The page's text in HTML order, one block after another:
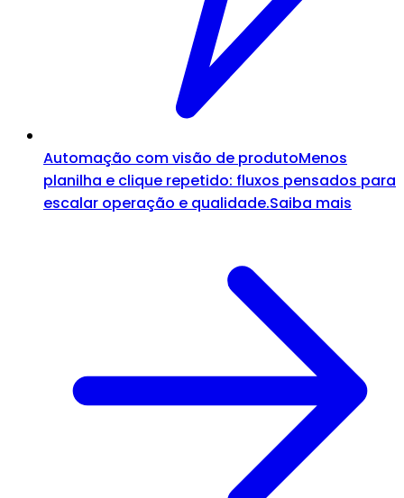
Automação com visão de produtoMenos
planilha e clique repetido: fluxos pensados para
escalar operação e qualidade.Saiba mais